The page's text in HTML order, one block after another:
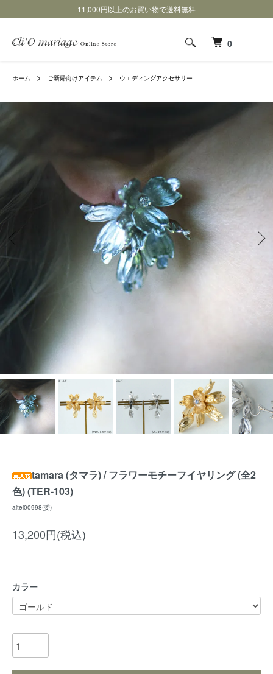
11,000円以上のお買い物で送料無料
0
ホーム ご新婦向けアイテム ウエディングアクセサリー
tamara (タマラ) / フラワーモチーフイヤリング (全2
色) (TER-103)
aitei00998(委)
13,200円(税込)
カラー